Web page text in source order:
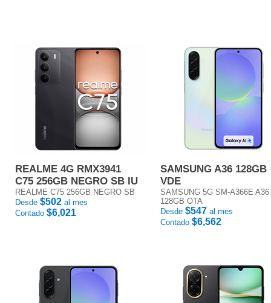
REALME 4G RMX3941
C75 256GB NEGRO SB IU
REALME C75 256GB NEGRO SB
Desde $502 al mes
Contado $6,021
SAMSUNG A36 128GB
VDE
SAMSUNG 5G SM-A366E A36
128GB OTA
Desde $547 al mes
Contado $6,562